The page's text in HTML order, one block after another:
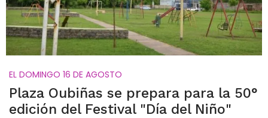
EL DOMINGO 16 DE AGOSTO
Plaza Oubiñas se prepara para la 50°
edición del Festival "Día del Niño"